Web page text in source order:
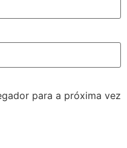
para a próxima vez